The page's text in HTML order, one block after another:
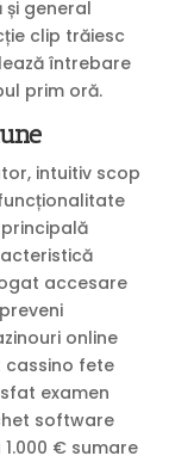
general
clip trăiesc
întrebare
prim oră.
intuitiv scop
accesare
online
cassino fete
examen
software
€ sumare